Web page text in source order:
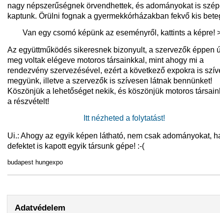
nagy népszerűségnek örvendhettek, és adományokat is
kaptunk. Örülni fognak a gyermekkórházakban fekvő kis
Van egy csomó képünk az eseményről, kattints a képre!
Az együttműködés sikeresnek bizonyult, a szervezők éppen
meg voltak elégeve motoros társainkkal, mint ahogy mi a
rendezvény szervezésével, ezért a következő expokra is
megyünk, illetve a szervezők is szívesen látnak bennünket!
Köszönjük a lehetőséget nekik, és köszönjük motoros
a részvételt!
Itt nézheted a folytatást!
Ui.: Ahogy az egyik képen látható, nem csak adományokat,
defektet is kapott egyik társunk gépe! :-(
budapest hungexpo
Adatvédelem